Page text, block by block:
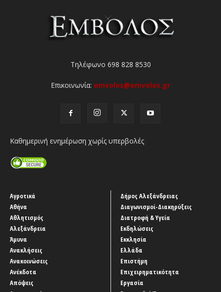
Τηλέφωνο 698 828 8530
Επικοινωνία: emvolos@emvolos.gr
Καθημερινή ενημέρωση χωρίς υπερβολές
Αγροτικά
Αθήνα
Αθλητισμός
Αλεξάνδρεια
Άμυνα
Ανακλήσεις
Ανακοινώσεις
Ανέκδοτα
Απόψεις
Δήμος Αλεξάνδρειας
Διαγωνισμοί-Διακηρύξεις
Διατροφή & Υγεία
Εκδηλώσεις
Εκκλησία
Ελλάδα
Επιστήμη
Επιχειρηματικότητα
Εργασία